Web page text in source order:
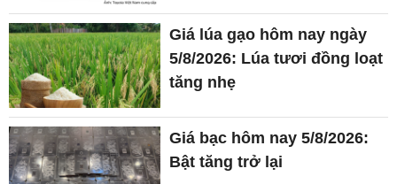
Giá lúa gạo hôm nay ngày
5/8/2026: Lúa tươi đồng loạt
tăng nhẹ
Giá bạc hôm nay 5/8/2026:
Bật tăng trở lại